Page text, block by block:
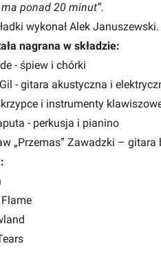
ma ponad 20 minut”.
wykonał Alek Januszewski.
nagrana w składzie:
- śpiew i chórki
- gitara akustyczna i
i instrumenty
- perkusja i pianino
„Przemas” Zawadzki – gitara